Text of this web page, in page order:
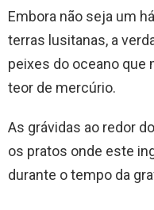
Embora não seja um
terras lusitanas, a
peixes do oceano que
teor de mercúrio.
As grávidas ao redor
os pratos onde este
durante o tempo da